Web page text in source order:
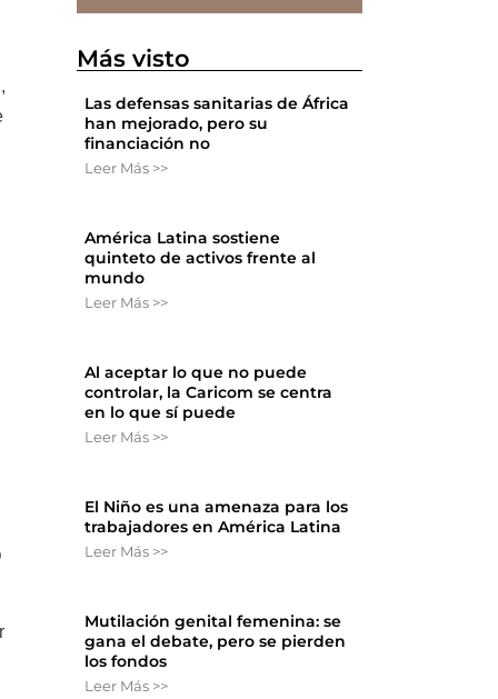
Más visto
Las defensas sanitarias de África
han mejorado, pero su
financiación no
Leer Más >>
América Latina sostiene
quinteto de activos frente al
mundo
Leer Más >>
Al aceptar lo que no puede
controlar, la Caricom se centra
en lo que sí puede
Leer Más >>
El Niño es una amenaza para los
trabajadores en América Latina
Leer Más >>
Mutilación genital femenina: se
gana el debate, pero se pierden
los fondos
Leer Más >>